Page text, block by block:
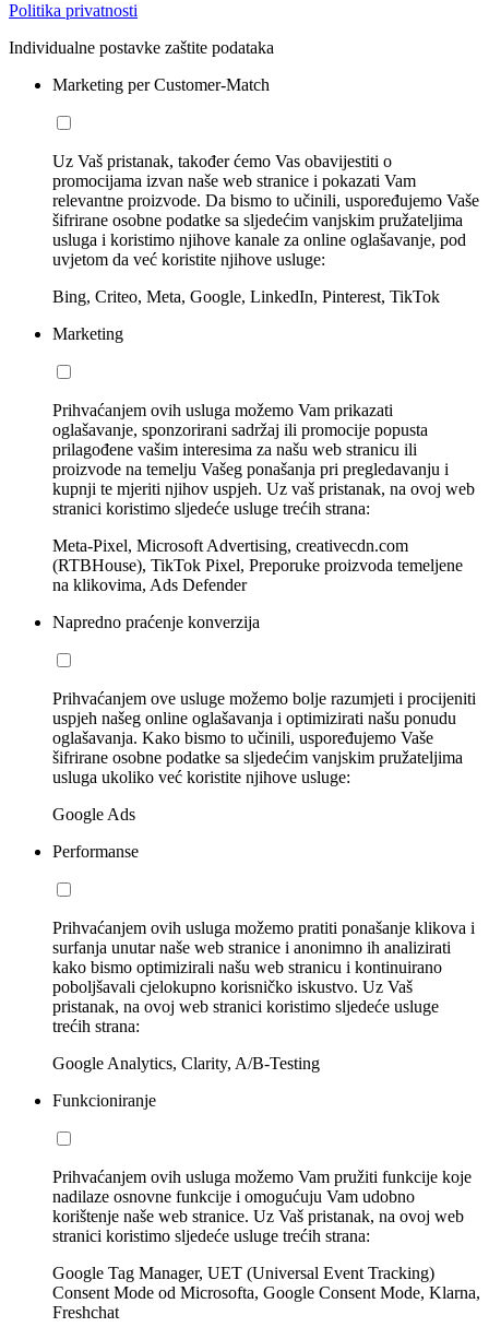
Politika privatnosti
Individualne postavke zaštite podataka
Marketing per Customer-Match
Uz Vaš pristanak, također ćemo Vas obavijestiti o
promocijama izvan naše web stranice i pokazati Vam
relevantne proizvode. Da bismo to učinili, uspoređujemo Vaše
šifrirane osobne podatke sa sljedećim vanjskim pružateljima
usluga i koristimo njihove kanale za online oglašavanje, pod
uvjetom da već koristite njihove usluge:
Bing, Criteo, Meta, Google, LinkedIn, Pinterest, TikTok
Marketing
Prihvaćanjem ovih usluga možemo Vam prikazati
oglašavanje, sponzorirani sadržaj ili promocije popusta
prilagođene vašim interesima za našu web stranicu ili
proizvode na temelju Vašeg ponašanja pri pregledavanju i
kupnji te mjeriti njihov uspjeh. Uz vaš pristanak, na ovoj web
stranici koristimo sljedeće usluge trećih strana:
Meta-Pixel, Microsoft Advertising, creativecdn.com
(RTBHouse), TikTok Pixel, Preporuke proizvoda temeljene
na klikovima, Ads Defender
Napredno praćenje konverzija
Prihvaćanjem ove usluge možemo bolje razumjeti i procijeniti
uspjeh našeg online oglašavanja i optimizirati našu ponudu
oglašavanja. Kako bismo to učinili, uspoređujemo Vaše
šifrirane osobne podatke sa sljedećim vanjskim pružateljima
usluga ukoliko već koristite njihove usluge:
Google Ads
Performanse
Prihvaćanjem ovih usluga možemo pratiti ponašanje klikova i
surfanja unutar naše web stranice i anonimno ih analizirati
kako bismo optimizirali našu web stranicu i kontinuirano
poboljšavali cjelokupno korisničko iskustvo. Uz Vaš
pristanak, na ovoj web stranici koristimo sljedeće usluge
trećih strana:
Google Analytics, Clarity, A/B-Testing
Funkcioniranje
Prihvaćanjem ovih usluga možemo Vam pružiti funkcije koje
nadilaze osnovne funkcije i omogućuju Vam udobno
korištenje naše web stranice. Uz Vaš pristanak, na ovoj web
stranici koristimo sljedeće usluge trećih strana:
Google Tag Manager, UET (Universal Event Tracking)
Consent Mode od Microsofta, Google Consent Mode, Klarna,
Freshchat